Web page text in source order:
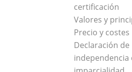
certificación
Valores y
Precio y costes
Declaración de
independencia